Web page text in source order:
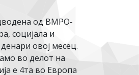
од ВМРО-
социјала и
овој месец.
во делот на
е 4та во Европа